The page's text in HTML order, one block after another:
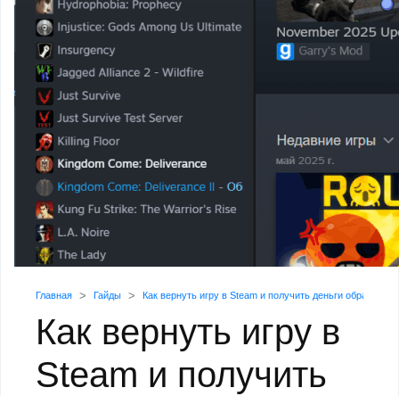
Главная Гайды Как вернуть игру в Steam и получить деньги обратно в
Как вернуть игру в
Steam и получить